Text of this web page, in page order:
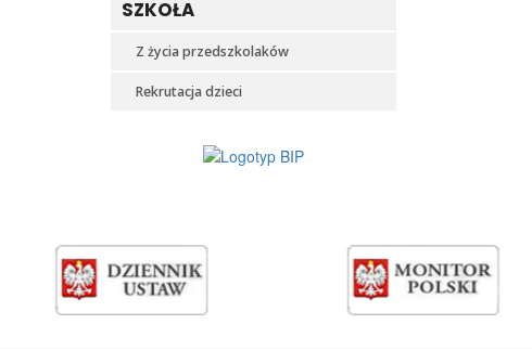
SZKOŁA
Z życia przedszkolaków
Rekrutacja dzieci